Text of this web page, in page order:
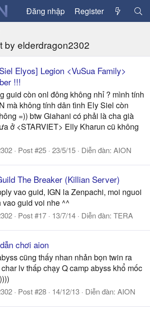
Đăng nhập Register
by elderdragon2302
Elyos] Legion <VuSua Family>
!!!
guid còn onl đông không nhỉ ? mình tính
mà không tính dân tình Ely Siel còn
=)) btw Giahani có phải là cha già
ở <STARVIET> Elly Kharun cũ không
Post #25 23/5/15 Diễn đàn: AION
The Breaker (Killian Server)
vao guid, IGN la Zenpachi, moi nguoi
vao guid voi nhe ^^
Post #17 13/7/14 Diễn đàn: TERA
chơi aion
cũng thấy nhan nhản bọn twin ra
lv thấp chạy Q camp abyss khổ mốc
Post #28 14/12/13 Diễn đàn: AION